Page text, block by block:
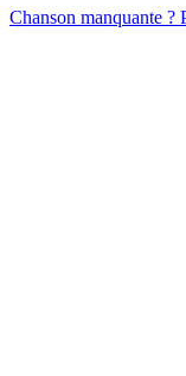
Chanson manquante ?